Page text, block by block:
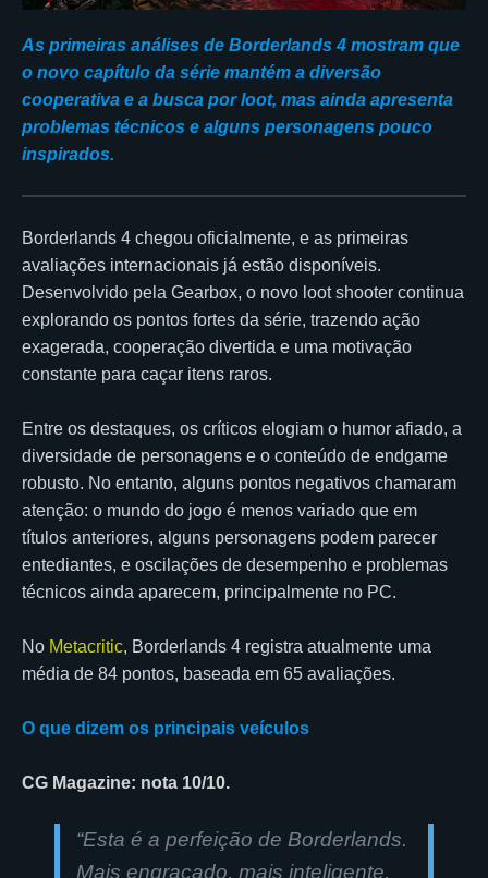
As primeiras análises de Borderlands 4 mostram que
o novo capítulo da série mantém a diversão
cooperativa e a busca por loot, mas ainda apresenta
problemas técnicos e alguns personagens pouco
inspirados.
Borderlands 4 chegou oficialmente, e as primeiras
avaliações internacionais já estão disponíveis.
Desenvolvido pela Gearbox, o novo loot shooter continua
explorando os pontos fortes da série, trazendo ação
exagerada, cooperação divertida e uma motivação
constante para caçar itens raros.
Entre os destaques, os críticos elogiam o humor afiado, a
diversidade de personagens e o conteúdo de endgame
robusto. No entanto, alguns pontos negativos chamaram
atenção: o mundo do jogo é menos variado que em
títulos anteriores, alguns personagens podem parecer
entediantes, e oscilações de desempenho e problemas
técnicos ainda aparecem, principalmente no PC.
No Metacritic, Borderlands 4 registra atualmente uma
média de 84 pontos, baseada em 65 avaliações.
O que dizem os principais veículos
CG Magazine: nota 10/10.
“Esta é a perfeição de Borderlands.
Mais engraçado, mais inteligente,